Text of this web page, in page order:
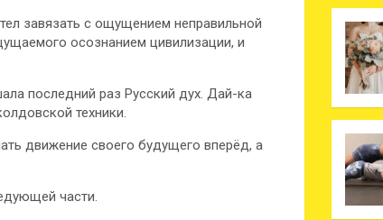
завязать с ощущением неправильной
осознанием цивилизации, и
последний раз Русский дух. Дай-ка
техники.
движение своего будущего вперёд, а
части.